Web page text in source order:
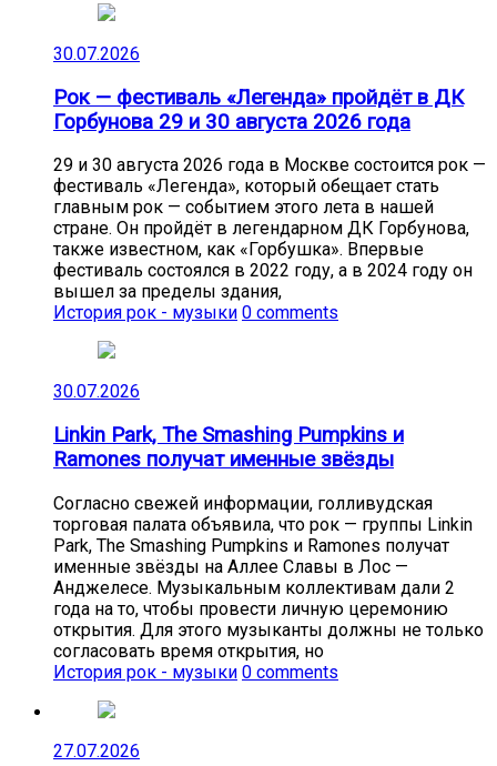
30.07.2026
Рок — фестиваль «Легенда» пройдёт в ДК
Горбунова 29 и 30 августа 2026 года
29 и 30 августа 2026 года в Москве состоится рок —
фестиваль «Легенда», который обещает стать
главным рок — событием этого лета в нашей
стране. Он пройдёт в легендарном ДК Горбунова,
также известном, как «Горбушка». Впервые
фестиваль состоялся в 2022 году, а в 2024 году он
вышел за пределы здания,
История рок - музыки 0 comments
30.07.2026
Linkin Park, The Smashing Pumpkins и
Ramones получат именные звёзды
Согласно свежей информации, голливудская
торговая палата объявила, что рок — группы Linkin
Park, The Smashing Pumpkins и Ramones получат
именные звёзды на Аллее Славы в Лос —
Анджелесе. Музыкальным коллективам дали 2
года на то, чтобы провести личную церемонию
открытия. Для этого музыканты должны не только
согласовать время открытия, но
История рок - музыки 0 comments
27.07.2026